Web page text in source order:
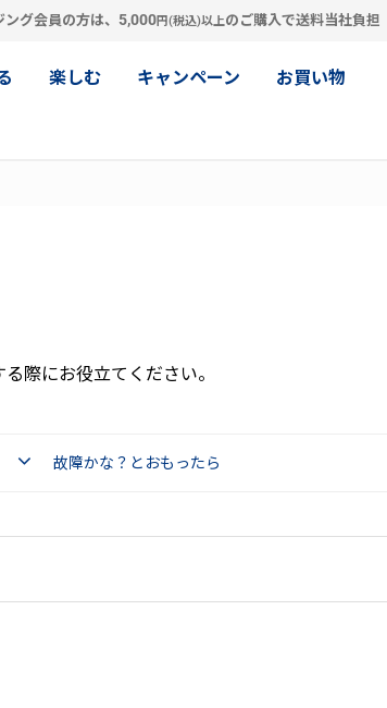
グ会員の方は、 5,000円(税込)以上のご購入で送料当社負担
楽しむ キャンペーン お買い物
際にお役立てください。
故障かな？とおもったら